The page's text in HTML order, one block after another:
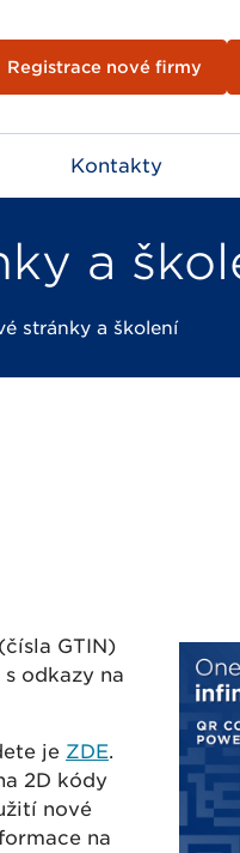
Registrace nové firmy
Kontakty
a
stránky a školení
GTIN)
odkazy na
je ZDE.
2D kódy
nové
na